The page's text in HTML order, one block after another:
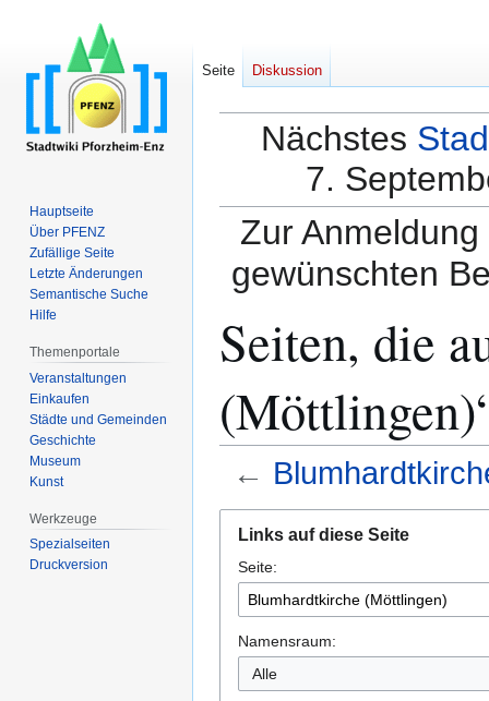
Nächstes
7.
Zur
gewünschten
Seiten, die
←
Navigation
springen
Suche
springen
Links auf diese Seite
Seite:
Namensraum:
Alle
Seite Diskussion
Hauptseite
Über PFENZ
Zufällige Seite
Letzte Änderungen
Semantische Suche
Hilfe
Themenportale
Veranstaltungen
Einkaufen
Städte und Gemeinden
Geschichte
Museum
Kunst
Werkzeuge
Spezialseiten
Druckversion